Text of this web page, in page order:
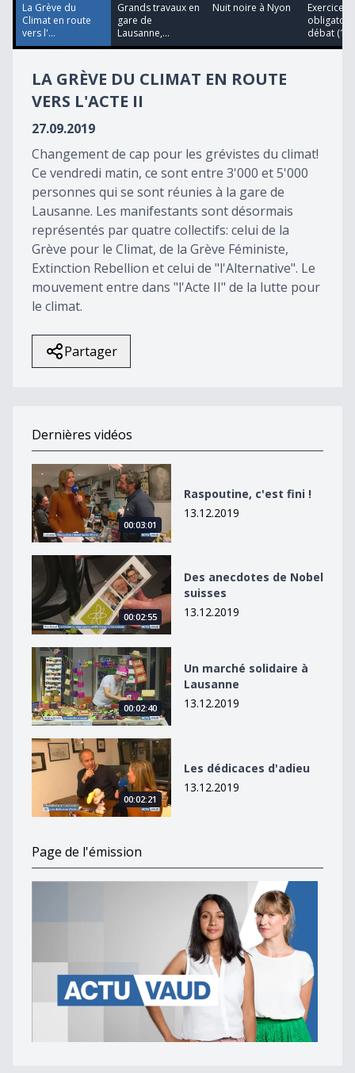
21
seconds
La Grève du
Climat en route
vers l'...
Grands travaux en
gare de
Lausanne,...
Nuit noire à Nyon
Exercice
débat
LA GRÈVE DU CLIMAT EN ROUTE
VERS L'ACTE II
27.09.2019
Changement de cap pour les grévistes du climat!
Ce vendredi matin, ce sont entre 3'000 et 5'000
personnes qui se sont réunies à la gare de
Lausanne. Les manifestants sont désormais
représentés par quatre collectifs: celui de la
Grève pour le Climat, de la Grève Féministe,
Extinction Rebellion et celui de "l'Alternative". Le
mouvement entre dans "l'Acte II" de la lutte pour
le climat.
Partager
Dernières vidéos
Raspoutine, c&#039;est fini !
00:03:01
Raspoutine, c'est fini !
13.12.2019
Des anecdotes de Nobel suisses
00:02:55
Des anecdotes de Nobel
suisses
13.12.2019
Un marché solidaire à Lausanne
00:02:40
Un marché solidaire à
Lausanne
13.12.2019
Les dédicaces d&#039;adieu
00:02:21
Les dédicaces d'adieu
13.12.2019
Page de l'émission